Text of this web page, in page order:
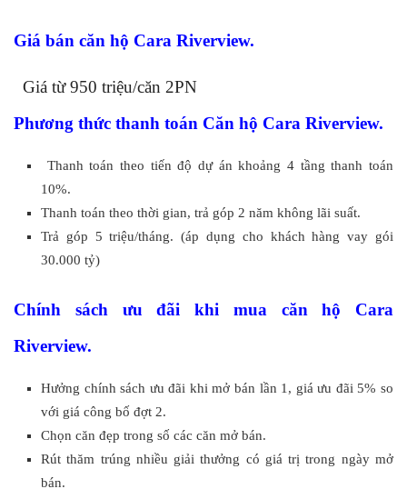
Giá bán căn hộ Cara Riverview.
Giá từ 950 triệu/căn 2PN
Phương thức thanh toán Căn hộ Cara Riverview.
Thanh toán theo tiến độ dự án khoảng 4 tầng thanh toán
10%.
Thanh toán theo thời gian, trả góp 2 năm không lãi suất.
Trả góp 5 triệu/tháng. (áp dụng cho khách hàng vay gói
30.000 tỷ)
Chính sách ưu đãi khi mua căn hộ Cara
Riverview.
Hưởng chính sách ưu đãi khi mở bán lần 1, giá ưu đãi 5% so
với giá công bố đợt 2.
Chọn căn đẹp trong số các căn mở bán.
Rút thăm trúng nhiều giải thưởng có giá trị trong ngày mở
bán.